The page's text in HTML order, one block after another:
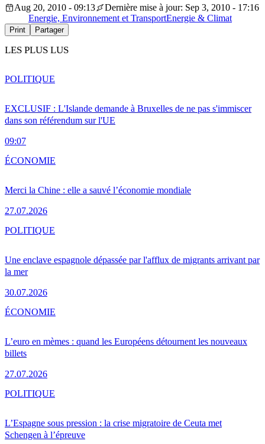
Aug 20, 2010 - 09:13
Dernière mise à jour: Sep 3, 2010 - 17:16
Energie, Environnement et TransportEnergie & Climat
Print Partager
LES PLUS LUS
EXCLUSIF : L'Islande demande à Bruxelles de ne pas s'immiscer
dans son référendum sur l'UE
09:07
POLITIQUE
Merci la Chine : elle a sauvé l’économie mondiale
27.07.2026
ÉCONOMIE
Une enclave espagnole dépassée par l'afflux de migrants arrivant par
la mer
30.07.2026
POLITIQUE
L’euro en mèmes : quand les Européens détournent les nouveaux
billets
27.07.2026
ÉCONOMIE
L’Espagne sous pression : la crise migratoire de Ceuta met
Schengen à l’épreuve
POLITIQUE